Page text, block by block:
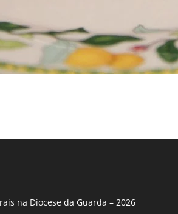
na Diocese da Guarda – 2026